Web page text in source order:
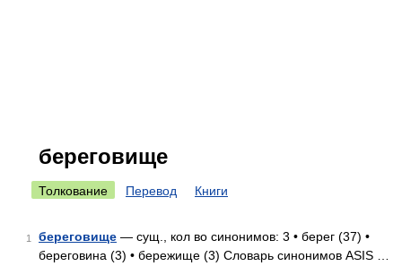
береговище
Толкование Перевод Книги
1 береговище — сущ., кол во синонимов: 3 • берег (37) •
береговина (3) • бережище (3) Словарь синонимов ASIS …